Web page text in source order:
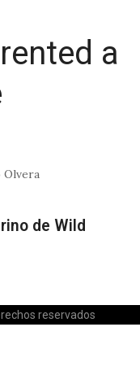
a
Olvera
de Wild
reservados